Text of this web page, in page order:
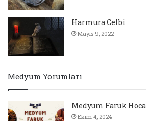
Harmura Celbi
Mayıs 9, 2022
Medyum Yorumları
Medyum Faruk Hoca
Ekim 4, 2024